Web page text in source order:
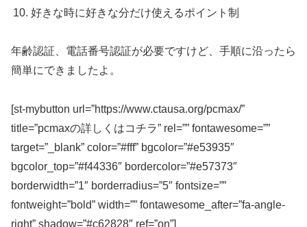
好きな時に好きな分だけ使えるポイント制
年齢認証、電話番号認証が必要ですけど、手順に沿ったら
簡単にできましたよ。
[st-mybutton url=”https://www.ctausa.org/pcmax/”
title=”pcmaxの詳しくはコチラ” rel=”” fontawesome=””
target=”_blank” color=”#fff” bgcolor=”#e53935″
bgcolor_top=”#f44336″ bordercolor=”#e57373″
borderwidth=”1″ borderradius=”5″ fontsize=””
fontweight=”bold” width=”” fontawesome_after=”fa-angle-
right” shadow=”#c62828″ ref=”on”]